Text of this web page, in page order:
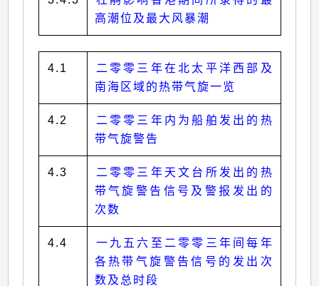
高潮位及最大风暴潮
4.1
二零零三年在北太平洋西部及
南海区域的热带气旋一览
4.2
二零零三年内为船舶发出的热
带气旋警告
4.3
二零零三年天文台所发出的热
带气旋警告信号及警报发出的
次数
4.4
一九五六至二零零三年间每年
各热带气旋警告信号的发出次
数及总时段